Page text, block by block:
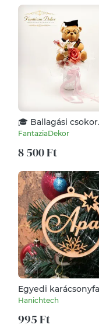
🎓 Ballagási csokor
macival –
🎓
FantaziaDekor
8 500 Ft
Egyedi
névre szóló fa dísz
Hanichtech
995 Ft